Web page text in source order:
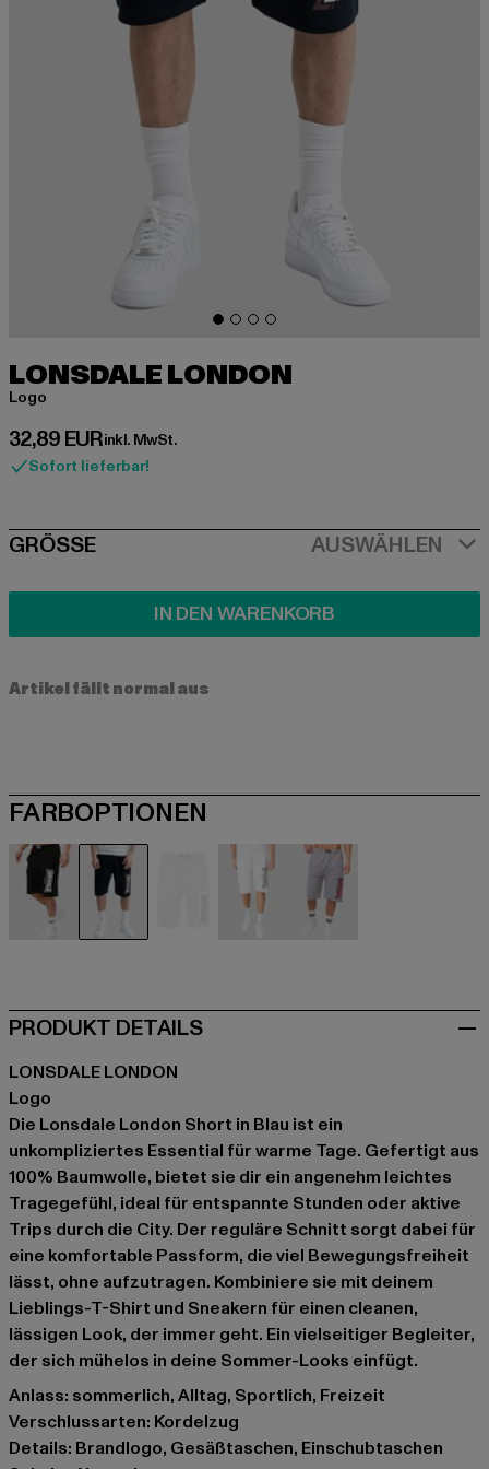
LONSDALE LONDON
Logo
32,89 EUR
Derzeitiger Preis: 32,89 EUR
inkl. MwSt.
Sofort lieferbar!
SIZE
GRÖSSE AUSWÄHLEN
IN DEN WARENKORB
Artikel fällt normal aus
FARBOPTIONEN
PRODUKT DETAILS
LONSDALE LONDON
Logo
Die Lonsdale London Short in Blau ist ein
unkompliziertes Essential für warme Tage. Gefertigt aus
100% Baumwolle, bietet sie dir ein angenehm leichtes
Tragegefühl, ideal für entspannte Stunden oder aktive
Trips durch die City. Der reguläre Schnitt sorgt dabei für
eine komfortable Passform, die viel Bewegungsfreiheit
lässt, ohne aufzutragen. Kombiniere sie mit deinem
Lieblings-T-Shirt und Sneakern für einen cleanen,
lässigen Look, der immer geht. Ein vielseitiger Begleiter,
der sich mühelos in deine Sommer-Looks einfügt.
Anlass: sommerlich, Alltag, Sportlich, Freizeit
Verschlussarten: Kordelzug
Details: Brandlogo, Gesäßtaschen, Einschubtaschen